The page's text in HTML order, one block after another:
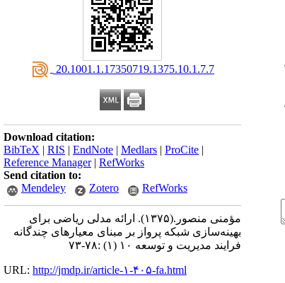
‎ 20.1001.1.17350719.1375.10.1.7.7
Download citation:
BibTeX | RIS | EndNote | Medlars | ProCite |
Reference Manager| RefWorks
Send citation to:
Mendeley
Zotero RefWorks
مؤمنی منصور.(۱۳۷۵).
ارائه مدلی ریاضی برای
بهینه‌سازی شبکه پرواز بر مبنای معیارهای چندگانه
فرایند مدیریت و توسعه ۱۰ (۱) :۷۸-۷۳
URL: http://jmdp.ir/article-۱-۴۰۵-fa.html